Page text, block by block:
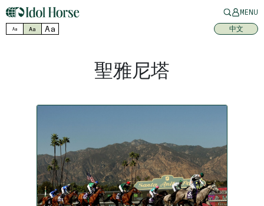
MENU
Aa Aa Aa 中文
聖雅尼塔